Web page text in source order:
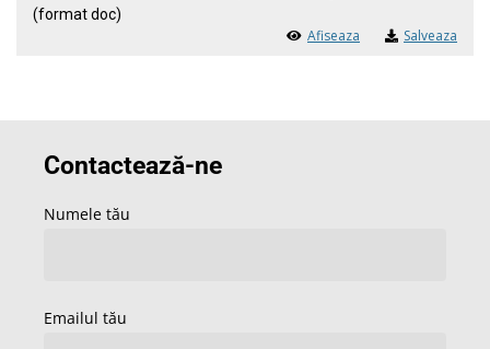
(format doc)
Afiseaza Salveaza